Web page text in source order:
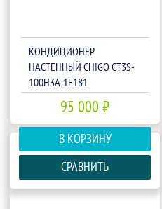
КОНДИЦИОНЕР
НАСТЕННЫЙ CHIGO CT3S-
100H3A-1E181
95 000 ₽
В КОРЗИНУ
СРАВНИТЬ